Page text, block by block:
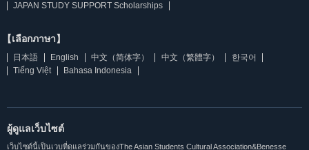
JAPAN STUDY SUPPORT Scholarships
【เลือกภาษา】
日本語 English 中文（简体字） 中文（繁體字）
한국어
Tiếng Việt
Bahasa Indonesia
ผู้ดูแลเว็บไซต์
เว็บไซต์นี้เป็นเวบที่ดูแลร่วมกันของThe Asian Students Cultural Association&Benesse